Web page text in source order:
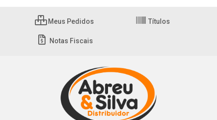
Meus Pedidos Títulos
Notas Fiscais